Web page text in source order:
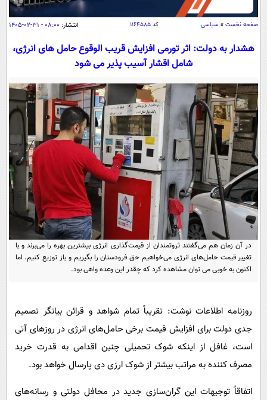
اقتصاد
اقتصادی
خودرو
جامعه
اجتماعی
حوادث
سلامت
یک برش دانایی
محیط زیست
سفر و تفریح
ورزشی
بین الملل
سیاست خارجی
فرهنگ و هنر
علم و دانش
فناوری و It
علمی
قرآن
گوناگون
باشگاه مغز
مجله تصویری سلاح
اقتصاد
ورزش
سیاست
سرگرمی
گوناگون
محیط زیست
عصر ایران 2
خواندنی ها و دیدنی ها
داستان کوتاه
پیامک
آشپزی
دانلود
آموزش زبان
صفحه نخست » سیاسی کد۱۱۶۴۵۸۵ انتشار: ۰۸:۰۰ - ۳۱-۰۲-۱۴۰۵
هشدار به دولت: اثر تورمی افزایش قریب الوقوع حامل های انرژی،
شامل اقشار آسیب پذیر می شود
در آن زمان هم می‌گفتند ثروتمندان از قیمت‌گذاری انرژی بیشترین بهره را می‌برند و با
تغییر قیمت حامل‌های انرژی می‌خواهیم حق فرودستان را بگیریم و باز توزیع کنیم. اما
اکنون به خوبی می توان مشاهده کرد که چقدر این وعده واهی بود.
روزنامه اطلاعات نوشت: تقریباً تمام شواهد و قرائن بیانگر تصمیم
جدی دولت برای افزایش قیمت برخی حامل‌های انرژی در روزهای آتی
است، غافل از اینکه شوک تحمیلی چنین اقدامی به قدرت خرید
مصرف کننده به مراتب بیشتر از شوک ارزی دی پارسال خواهد بود.
اتفاقاً توجیهات این گران‌سازی جدید در محافل دولتی و رسانه‌های